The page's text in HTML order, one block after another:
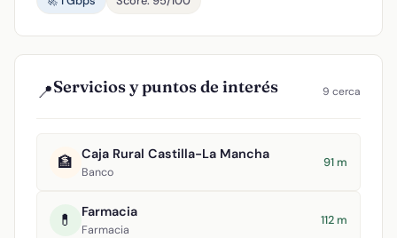
📍Servicios y puntos de interés 9 cerca
🏦 Caja Rural Castilla-La Mancha
Banco
91 m
💊 Farmacia
Farmacia
112 m